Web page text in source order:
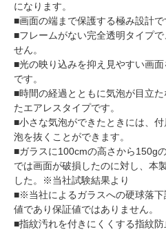
になります。
■画面の端まで保護する極み設計で
■フレームがない完全透明タイプ
せん。
■光の映り込みを抑え見やすい画
です。
■時間の経過とともに気泡が目立
たエアレスタイプです。
■小さな気泡ができたときには、
泡を抜くことができます。
■ガラスに100cmの高さから150g
では画面が破損したのに対し、本
した。※当社試験結果より
■※当社によるガラスへの硬球落
値であり保証値ではありません。
■指紋汚れを付きにくくする指紋